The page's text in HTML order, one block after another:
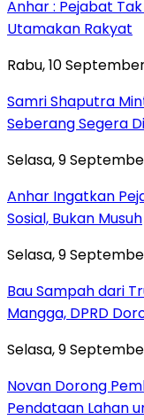
Anhar : Pejabat
Utamakan Rakyat
Rabu, 10
Samri Shaputra
Seberang Segera
Selasa, 9
Anhar Ingatkan
Sosial, Bukan Musuh
Selasa, 9
Bau Sampah dari
Mangga, DPRD
Selasa, 9
Novan Dorong
Pendataan Lahan